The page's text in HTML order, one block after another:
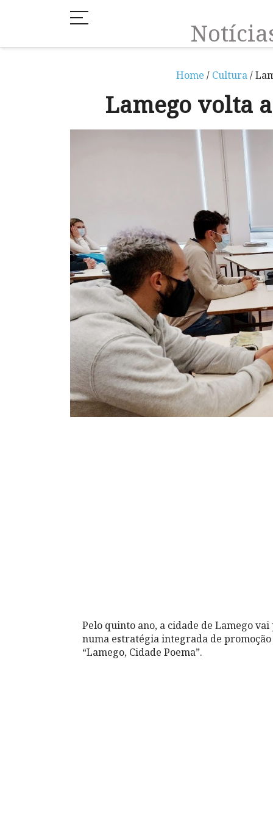
Home / Cultura/
Lamego volta
Pelo quinto ano, a cidade de Lamego
numa estratégia integrada de
“Lamego, Cidade Poema”.